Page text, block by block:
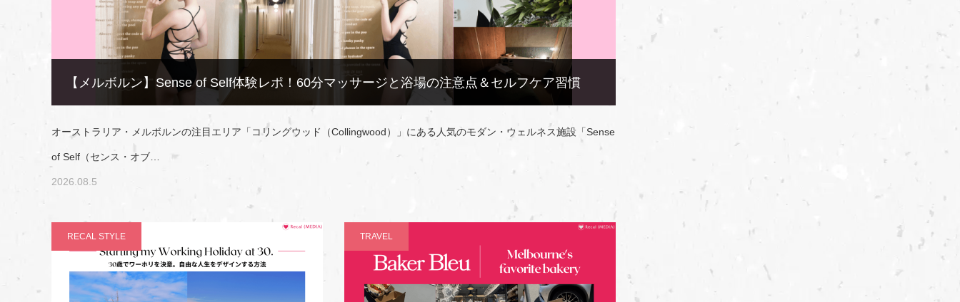
【メルボルン】Sense of Self体験レポ！60分マッサージと浴場の注意点＆セルフケア習慣
オーストラリア・メルボルンの注目エリア「コリングウッド（Collingwood）」にある人気のモダン・ウェルネス施設「Sense
of Self（センス・オブ…
2026.08.5
RECAL STYLE TRAVEL